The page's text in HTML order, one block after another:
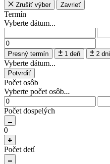
Zrušiť výber Zavrieť
Termín
Vyberte dátum...
Presný termín 1 deň 2 dni
Vyberte dátum...
Potvrdiť
Počet osôb
Vyberte počet osôb...
Počet dospelých
0
Počet detí